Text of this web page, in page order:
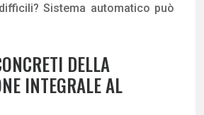
Sistema automatico può
DELLA
INTEGRALE AL